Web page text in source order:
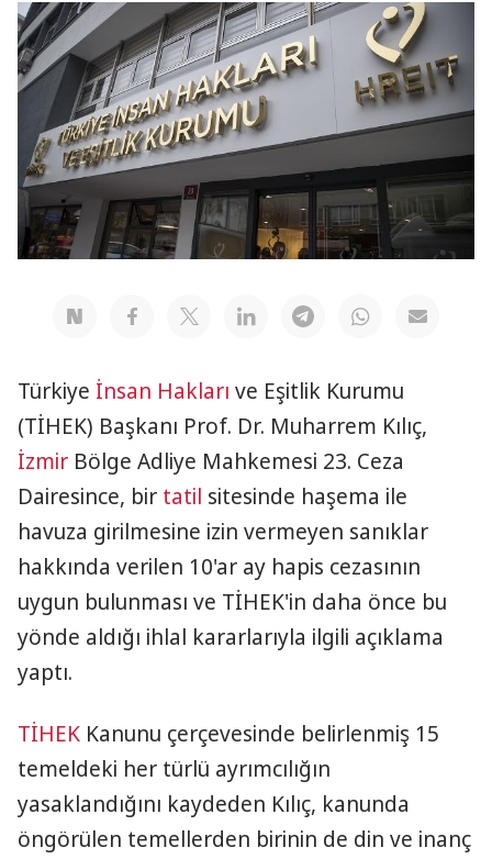
Türkiye İnsan Hakları ve Eşitlik Kurumu
(TİHEK) Başkanı Prof. Dr. Muharrem Kılıç,
İzmir Bölge Adliye Mahkemesi 23. Ceza
Dairesince, bir tatil sitesinde haşema ile
havuza girilmesine izin vermeyen sanıklar
hakkında verilen 10'ar ay hapis cezasının
uygun bulunması ve TİHEK'in daha önce bu
yönde aldığı ihlal kararlarıyla ilgili açıklama
yaptı.
TİHEK Kanunu çerçevesinde belirlenmiş 15
temeldeki her türlü ayrımcılığın
yasaklandığını kaydeden Kılıç, kanunda
öngörülen temellerden birinin de din ve inanç